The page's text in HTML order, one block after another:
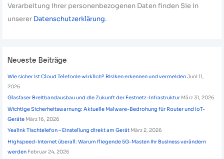
Verarbeitung Ihrer personenbezogenen Daten finden Sie in
unserer Datenschutzerklärung.
Neueste Beiträge
Wie sicher ist Cloud Telefonie wirklich? Risiken erkennen und vermeidenJuni 11,
2026
Glasfaser Breitbandausbau und die Zukunft der Festnetz-Infrastruktur März 31, 2026
Wichtige Sicherheitswarnung: Aktuelle Malware-Bedrohung für Router und IoT-
Geräte März 16, 2026
Yealink Tischtelefon – Einstellung direkt am Gerät März 2, 2026
Highspeed-Internet überall: Warum fliegende 5G-Masten Ihr Business verändern
werden Februar 24, 2026